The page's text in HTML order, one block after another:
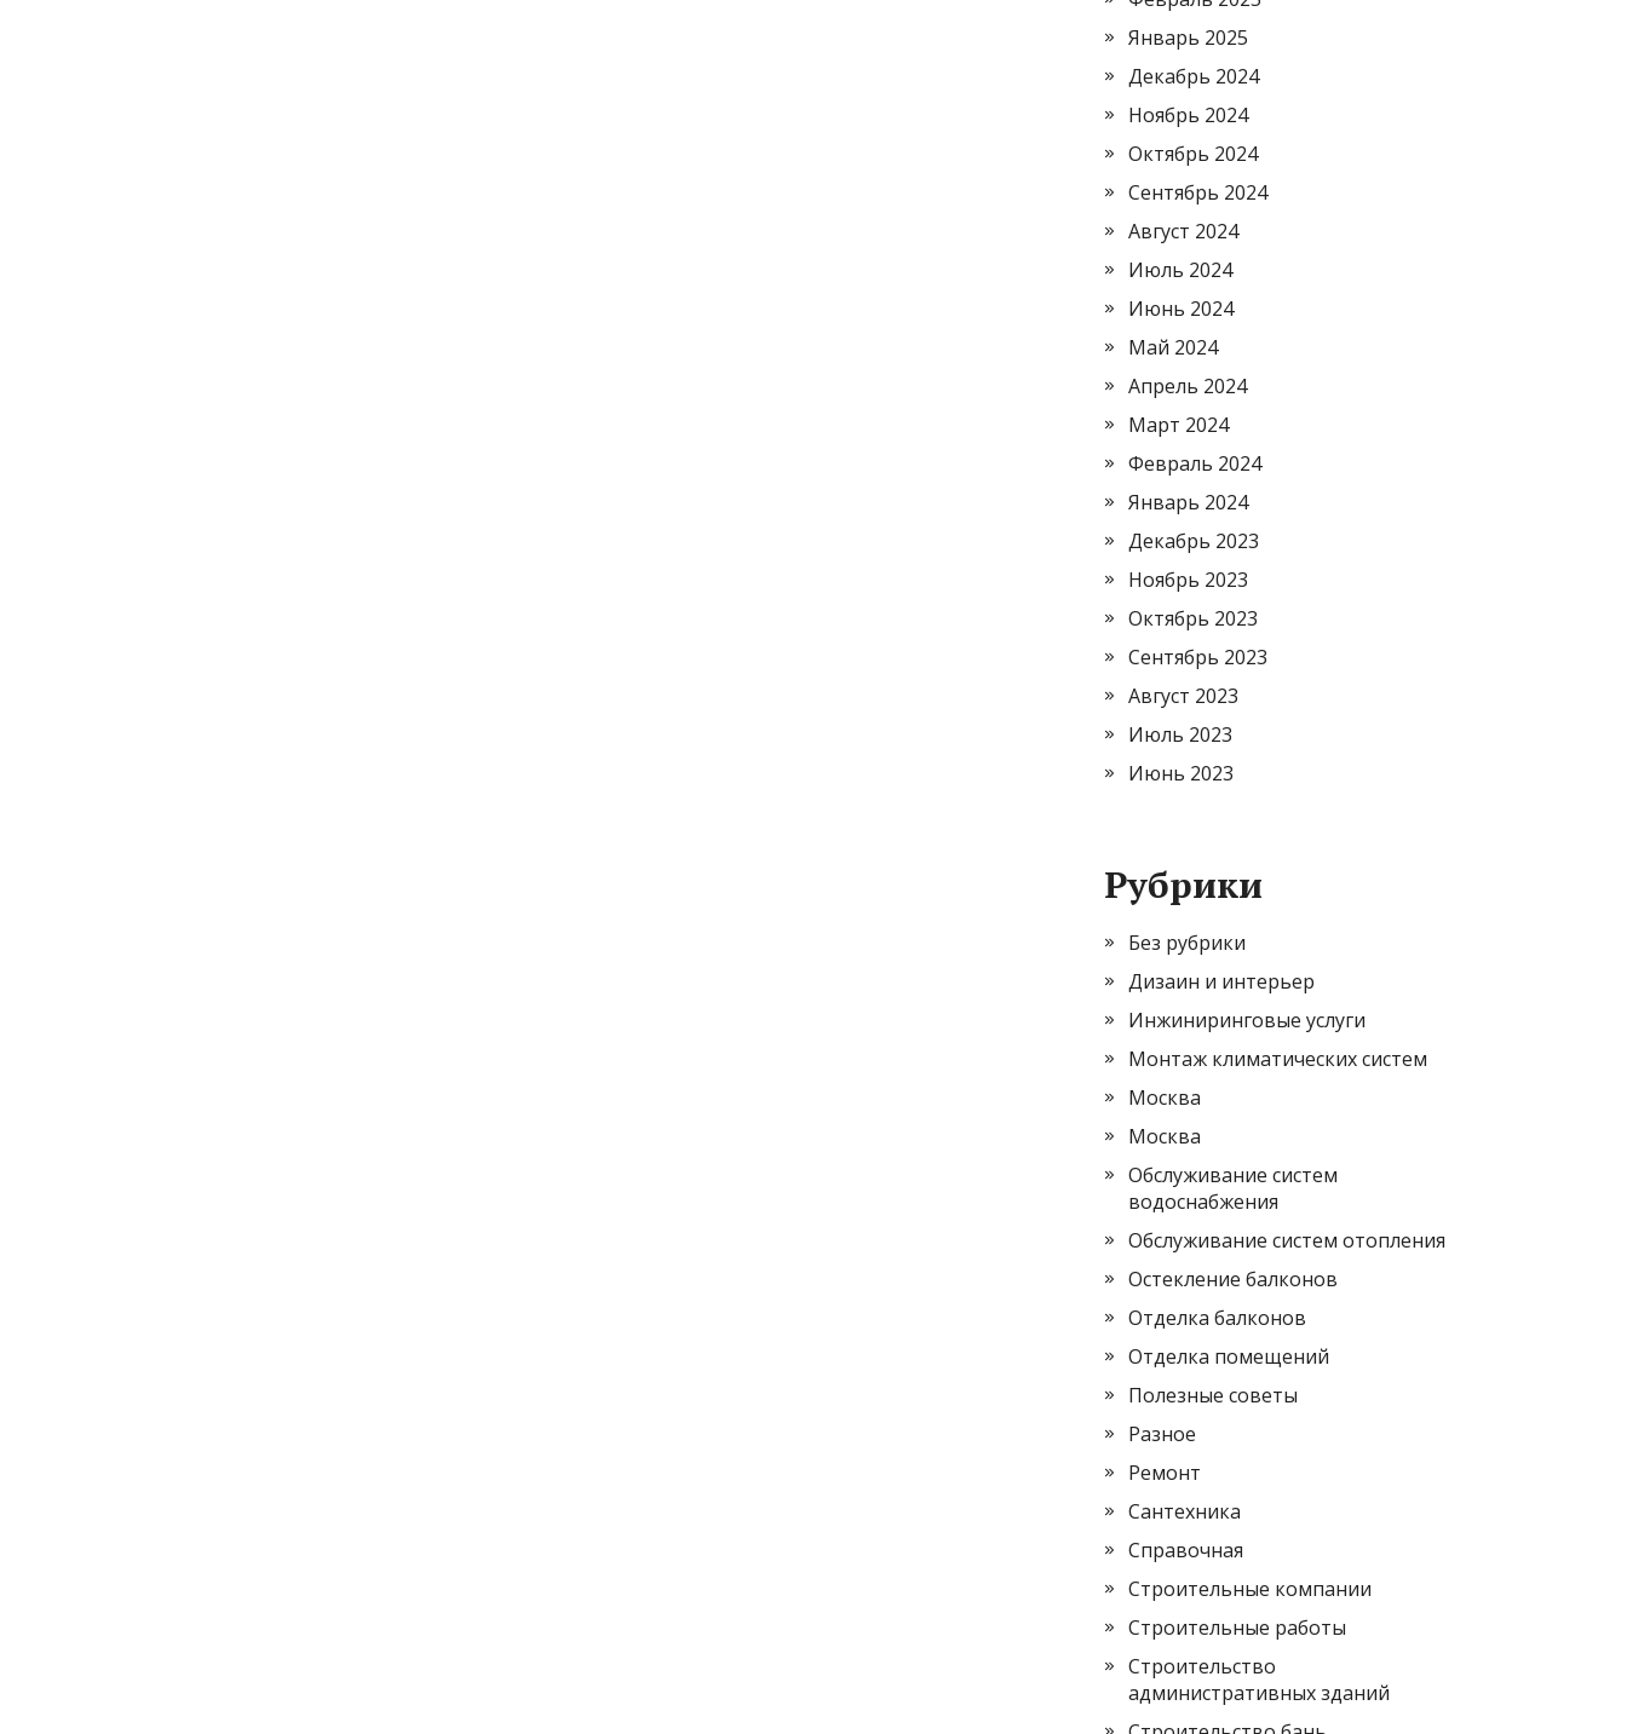
Январь 2025
Декабрь 2024
Ноябрь 2024
Октябрь 2024
Сентябрь 2024
Август 2024
Июль 2024
Июнь 2024
Май 2024
Апрель 2024
Март 2024
Февраль 2024
Январь 2024
Декабрь 2023
Ноябрь 2023
Октябрь 2023
Сентябрь 2023
Август 2023
Июль 2023
Июнь 2023
Рубрики
Без рубрики
Дизаин и интерьер
Инжиниринговые услуги
Монтаж климатических систем
Москва
Москва
Обслуживание систем
водоснабжения
Обслуживание систем отопления
Остекление балконов
Отделка балконов
Отделка помещений
Полезные советы
Разное
Ремонт
Сантехника
Справочная
Строительные компании
Строительные работы
Строительство
административных зданий